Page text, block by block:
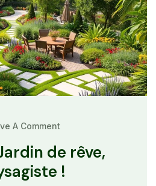
A Comment
de rêve,
!